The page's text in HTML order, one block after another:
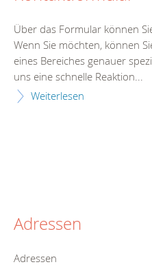
Über das Formular können
Wenn Sie möchten, können
eines Bereiches genauer
uns eine schnelle Reaktion...
Weiterlesen
Adressen
Adressen